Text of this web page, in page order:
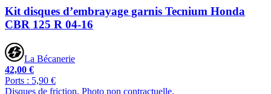
Kit disques d’embrayage garnis Tecnium Honda
CBR 125 R 04-16
La Bécanerie
42,00 €
Ports : 5,90 €
Disques de friction. Photo non contractuelle.